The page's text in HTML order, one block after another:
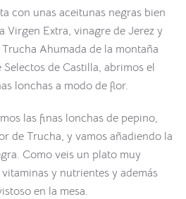
con unas aceitunas negras bien
Virgen Extra, vinagre de Jerez y
Ahumada de la montaña
de Castilla, abrimos el
lonchas a modo de flor.
las finas lonchas de pepino,
de Trucha, y vamos añadiendo la
Como veis un plato muy
y nutrientes y además
en la mesa.